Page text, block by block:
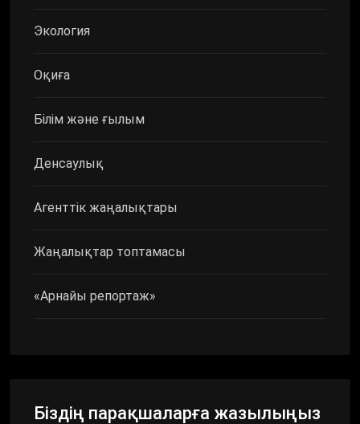
Экология
Оқиға
Білім және ғылым
Денсаулық
Агенттік жаңалықтары
Жаңалықтар топтамасы
«Арнайы репортаж»
Біздің парақшаларға жазылыңыз